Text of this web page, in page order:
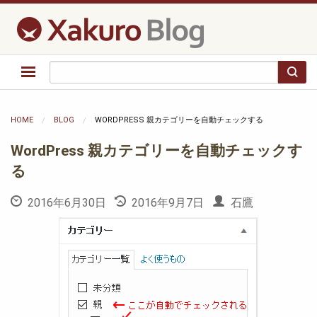
HOME BLOG WORDPRESS 親カテゴリーを自動チェックする
WordPress 親カテゴリーを自動チェックす
る
2016年6月30日 2016年9月7日 石鷹